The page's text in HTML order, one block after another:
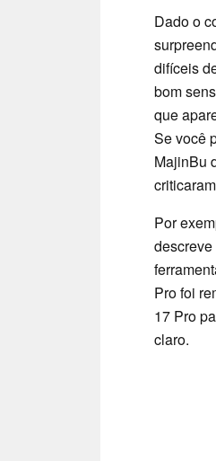
Dado o
difíceis
bom
que
Se você
MajinBu
Por
Pro foi
17 Pro
claro.